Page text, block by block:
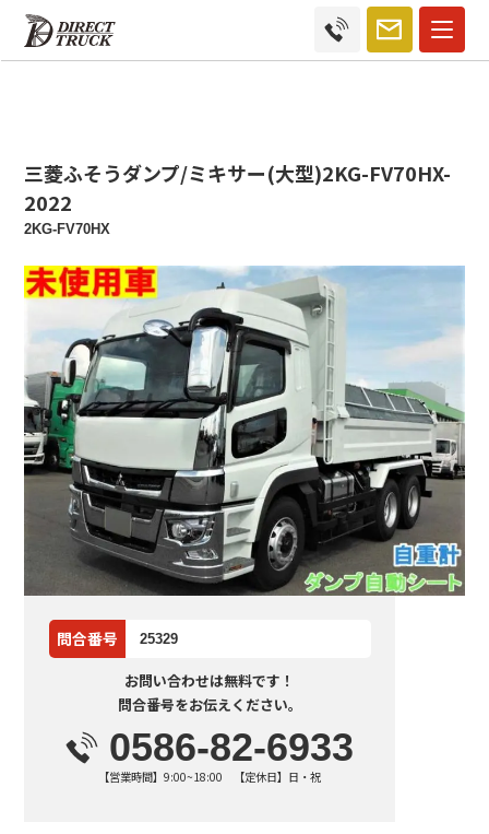
三菱ふそうダンプ/ミキサー(大型)2KG-FV70HX-
2022
2KG-FV70HX
問合番号 25329
お問い合わせは無料です！
問合番号をお伝えください。
0586-82-6933
【営業時間】9:00~18:00 【定休日】日・祝